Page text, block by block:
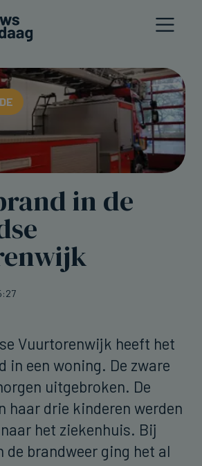
in de
Vuurtorenwijk heeft het
in een woning. De zware
uitgebroken. De
haar drie kinderen werden
het ziekenhuis. Bij
de brandweer ging het al